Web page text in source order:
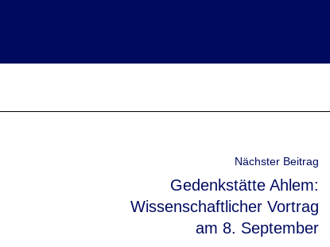
Nächster Beitrag
Nächster
Beitrag
Gedenkstätte Ahlem:
Wissenschaftlicher Vortrag
am 8. September